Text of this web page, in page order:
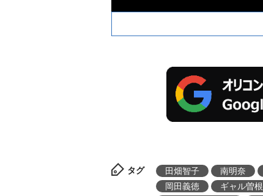
タグ 田畑智子 南明奈
岡田義徳
ギャル曽根